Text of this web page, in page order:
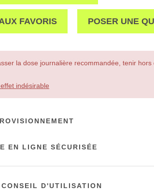
FAVORIS POSER UNE
la dose journalière recommandée, tenir hors
indésirable
EN LIGNE SÉCURISÉE
CONSEIL D'UTILISATION